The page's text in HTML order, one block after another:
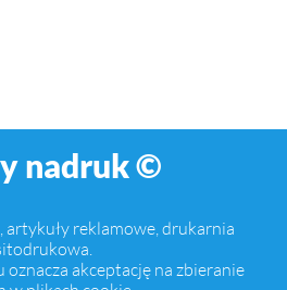
nadruk ©
artykuły reklamowe, drukarnia
oznacza akceptację na zbieranie